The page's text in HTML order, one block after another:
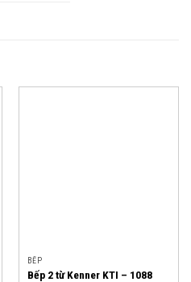
BẾP
Bếp 2 từ Kenner KTI – 1088